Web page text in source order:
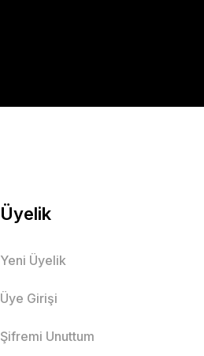
Üyelik
Yeni Üyelik
Üye Girişi
Şifremi Unuttum